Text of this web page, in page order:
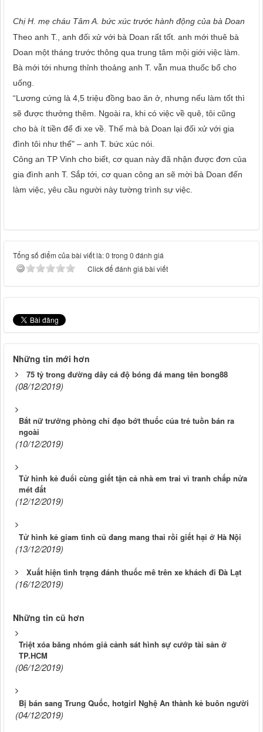
Chị H. mẹ cháu Tâm A. bức xúc trước hành động của bà Doan
Theo anh T., anh đối xử với bà Doan rất tốt. anh mới thuê bà
Doan một tháng trước thông qua trung tâm mội giới việc làm.
Bà mới tới nhưng thỉnh thoảng anh T. vẫn mua thuốc bổ cho
uống.
“Lương cứng là 4,5 triệu đồng bao ăn ở, nhưng nếu làm tốt thì
sẽ được thưởng thêm. Ngoài ra, khi có việc về quê, tôi cũng
cho bà ít tiền để đi xe về. Thế mà bà Doan lại đối xử với gia
đình tôi như thế" – anh T. bức xúc nói.
Công an TP Vinh cho biết, cơ quan này đã nhận được đơn của
gia đình anh T. Sắp tới, cơ quan công an sẽ mời bà Doan đến
làm việc, yêu cầu người này tường trình sự việc.
Tổng số điểm của bài viết là: 0 trong 0 đánh giá
Click để đánh giá bài viết
Những tin mới hơn
75 tỷ trong đường dây cá độ bóng đá mang tên bong88
(08/12/2019)
Bắt nữ trưởng phòng chỉ đạo bớt thuốc của trẻ tuồn bán ra
ngoài
(10/12/2019)
Tử hình kẻ đuổi cùng giết tận cả nhà em trai vì tranh chấp nửa
mét đất
(12/12/2019)
Tử hình kẻ giam tình cũ đang mang thai rồi giết hại ở Hà Nội
(13/12/2019)
Xuất hiện tình trạng đánh thuốc mê trên xe khách đi Đà Lạt
(16/12/2019)
Những tin cũ hơn
Triệt xóa băng nhóm giả cảnh sát hình sự cướp tài sản ở
TP.HCM
(06/12/2019)
Bị bán sang Trung Quốc, hotgirl Nghệ An thành kẻ buôn người
(04/12/2019)